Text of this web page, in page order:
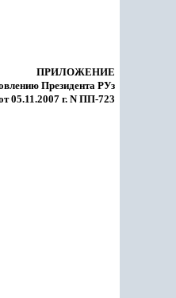
ПРИЛОЖЕНИЕ
Президента РУз
05.11.2007 г. N ПП-723